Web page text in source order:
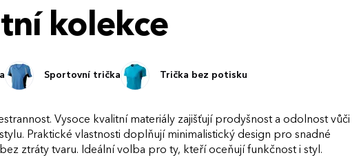
kolekce
Sportovní trička Trička bez potisku
Vysoce kvalitní materiály zajišťují prodyšnost a odolnost vůči
Praktické vlastnosti doplňují minimalistický design pro snadné
ztráty tvaru. Ideální volba pro ty, kteří oceňují funkčnost i styl.